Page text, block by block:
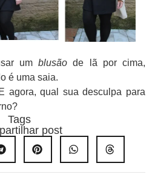
umblusãode lã por cima,
é uma saia.
agora, qual sua desculpa para
Tags
post